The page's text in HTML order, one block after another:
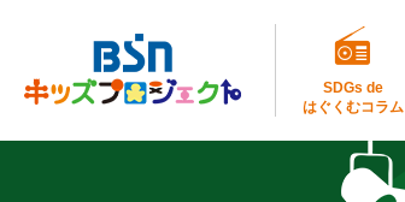
SDGs de
はぐくむコラム